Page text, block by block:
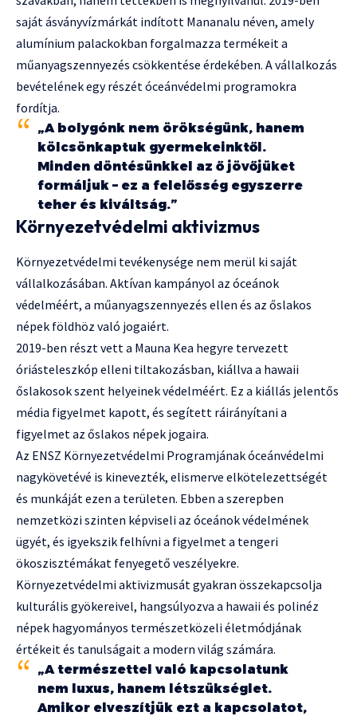
saját ásványvízmárkát indított Mananalu néven, amely
alumínium palackokban forgalmazza termékeit a
műanyagszennyezés csökkentése érdekében. A vállalkozás
bevételének egy részét óceánvédelmi programokra
fordítja.
„A bolygónk nem örökségünk, hanem
kölcsönkaptuk gyermekeinktől.
Minden döntésünkkel az ő jövőjüket
formáljuk – ez a felelősség egyszerre
teher és kiváltság.”
Környezetvédelmi aktivizmus
Környezetvédelmi tevékenysége nem merül ki saját
vállalkozásában. Aktívan kampányol az óceánok
védelméért, a műanyagszennyezés ellen és az őslakos
népek földhöz való jogaiért.
2019-ben részt vett a Mauna Kea hegyre tervezett
óriásteleszkóp elleni tiltakozásban, kiállva a hawaii
őslakosok szent helyeinek védelméért. Ez a kiállás jelentős
média figyelmet kapott, és segített ráirányítani a
figyelmet az őslakos népek jogaira.
Az ENSZ Környezetvédelmi Programjának óceánvédelmi
nagykövetévé is kinevezték, elismerve elkötelezettségét
és munkáját ezen a területen. Ebben a szerepben
nemzetközi szinten képviseli az óceánok védelmének
ügyét, és igyekszik felhívni a figyelmet a tengeri
ökoszisztémákat fenyegető veszélyekre.
Környezetvédelmi aktivizmusát gyakran összekapcsolja
kulturális gyökereivel, hangsúlyozva a hawaii és polinéz
népek hagyományos természetközeli életmódjának
értékeit és tanulságait a modern világ számára.
„A természettel való kapcsolatunk
nem luxus, hanem létszükséglet.
Amikor elveszítjük ezt a kapcsolatot,